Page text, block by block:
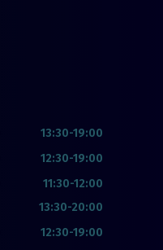
13:30-19:00
12:30-19:00
11:30-12:00
13:30-20:00
12:30-19:00